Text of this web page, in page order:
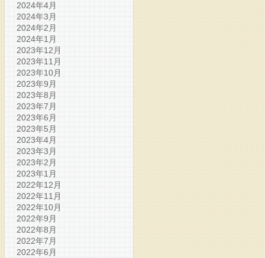
2024年4月
2024年3月
2024年2月
2024年1月
2023年12月
2023年11月
2023年10月
2023年9月
2023年8月
2023年7月
2023年6月
2023年5月
2023年4月
2023年3月
2023年2月
2023年1月
2022年12月
2022年11月
2022年10月
2022年9月
2022年8月
2022年7月
2022年6月